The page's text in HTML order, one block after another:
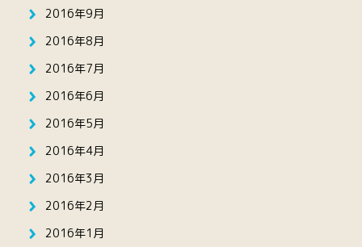
2016年9月
2016年8月
2016年7月
2016年6月
2016年5月
2016年4月
2016年3月
2016年2月
2016年1月